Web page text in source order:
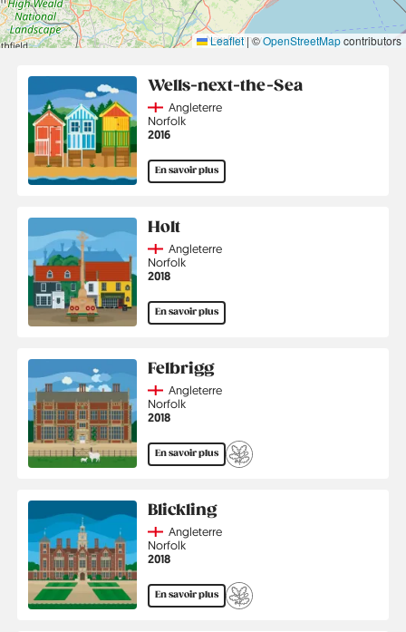
Leaflet |©OpenStreetMapcontributors
Wells-next-the-Sea
CountryAngleterre
Région
Norfolk
Année
2016
En savoir plus
Holt
CountryAngleterre
Région
Norfolk
Année
2018
En savoir plus
Felbrigg
CountryAngleterre
Région
Norfolk
Année
2018
En savoir plus
Blickling
CountryAngleterre
Région
Norfolk
Année
2018
En savoir plus